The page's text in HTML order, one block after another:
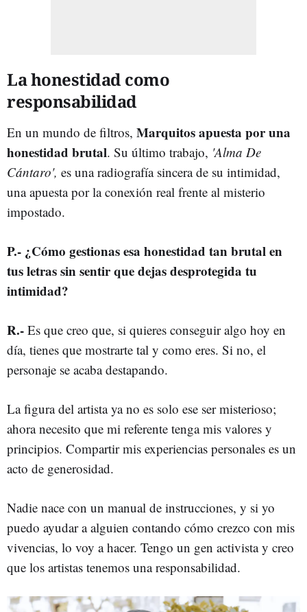
La honestidad como
responsabilidad
En un mundo de filtros, Marquitos apuesta por una
honestidad brutal. Su último trabajo, 'Alma De
Cántaro', es una radiografía sincera de su intimidad,
una apuesta por la conexión real frente al misterio
impostado.
P.- ¿Cómo gestionas esa honestidad tan brutal en
tus letras sin sentir que dejas desprotegida tu
intimidad?
R.- Es que creo que, si quieres conseguir algo hoy en
día, tienes que mostrarte tal y como eres. Si no, el
personaje se acaba destapando.
La figura del artista ya no es solo ese ser misterioso;
ahora necesito que mi referente tenga mis valores y
principios. Compartir mis experiencias personales es un
acto de generosidad.
Nadie nace con un manual de instrucciones, y si yo
puedo ayudar a alguien contando cómo crezco con mis
vivencias, lo voy a hacer. Tengo un gen activista y creo
que los artistas tenemos una responsabilidad.